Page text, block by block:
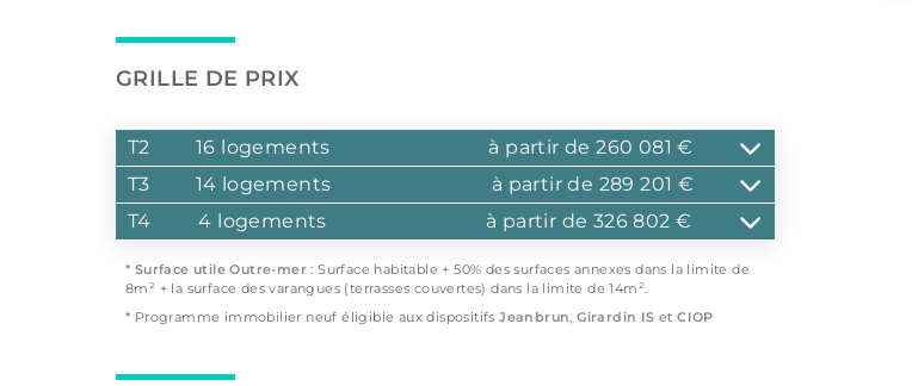
GRILLE DE PRIX
T2 16 logements
à partir de 260 081 €
T3
14 logements
à partir de 289 201 €
T4
4 logements à partir de 326 802 €
* Surface utile Outre-mer : Surface habitable + 50% des surfaces annexes dans la limite de
8m² + la surface des varangues (terrasses couvertes) dans la limite de 14m².
* Programme immobilier neuf éligible aux dispositifsJeanbrun,Girardin IS etCIOP